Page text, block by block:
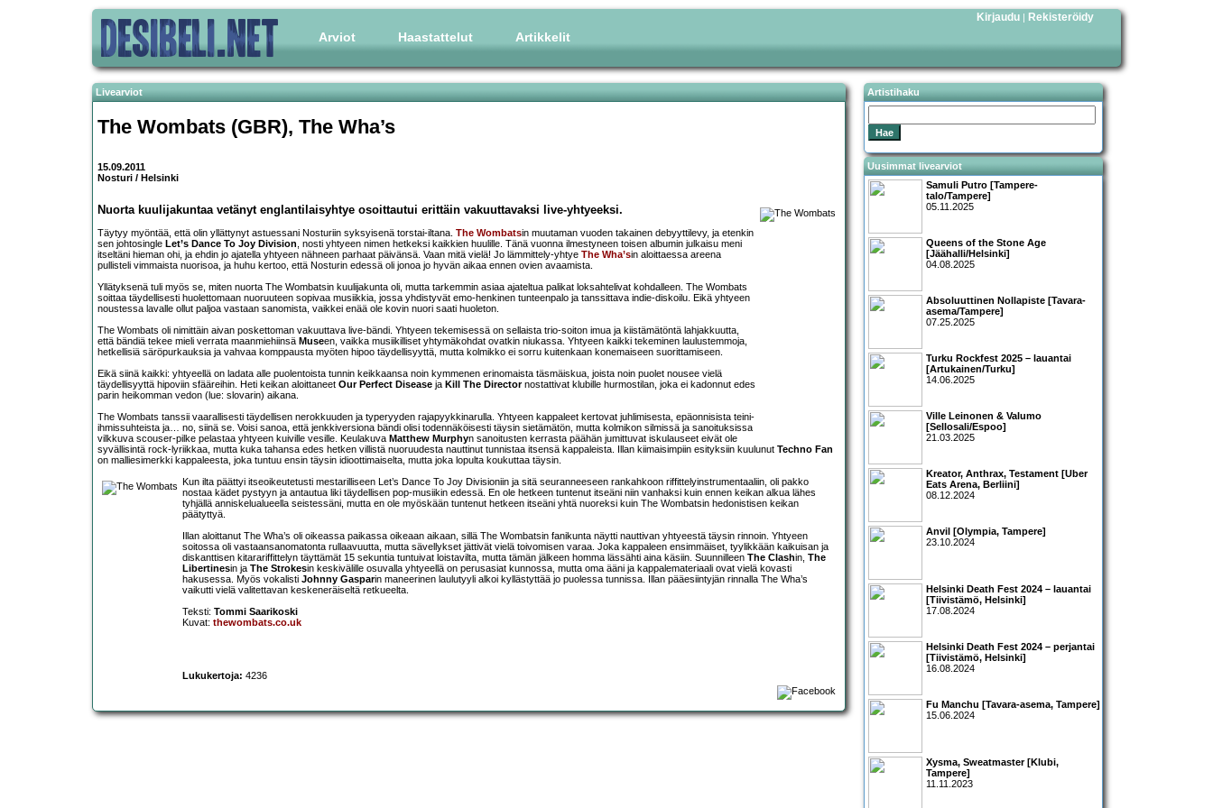
Arviot Haastattelut Artikkelit
Kirjaudu | Rekisteröidy
Livearviot
The Wombats (GBR), The Wha’s
15.09.2011
Nosturi / Helsinki
Nuorta kuulijakuntaa vetänyt englantilaisyhtye osoittautui erittäin vakuuttavaksi live-yhtyeeksi.
Täytyy myöntää, että olin yllättynyt astuessani Nosturiin syksyisenä torstai-iltana. The Wombatsin muutaman vuoden takainen debyyttilevy, ja etenkin
sen johtosingle Let’s Dance To Joy Division, nosti yhtyeen nimen hetkeksi kaikkien huulille. Tänä vuonna ilmestyneen toisen albumin julkaisu meni
itseltäni hieman ohi, ja ehdin jo ajatella yhtyeen nähneen parhaat päivänsä. Vaan mitä vielä! Jo lämmittely-yhtye The Wha’sin aloittaessa areena
pullisteli vimmaista nuorisoa, ja huhu kertoo, että Nosturin edessä oli jonoa jo hyvän aikaa ennen ovien avaamista.
Yllätyksenä tuli myös se, miten nuorta The Wombatsin kuulijakunta oli, mutta tarkemmin asiaa ajateltua palikat loksahtelivat kohdalleen. The Wombats
soittaa täydellisesti huolettomaan nuoruuteen sopivaa musiikkia, jossa yhdistyvät emo-henkinen tunteenpalo ja tanssittava indie-diskoilu. Eikä yhtyeen
noustessa lavalle ollut paljoa vastaan sanomista, vaikkei enää ole kovin nuori saati huoleton.
The Wombats oli nimittäin aivan poskettoman vakuuttava live-bändi. Yhtyeen tekemisessä on sellaista trio-soiton imua ja kiistämätöntä lahjakkuutta,
että bändiä tekee mieli verrata maanmiehiinsä Museen, vaikka musiikilliset yhtymäkohdat ovatkin niukassa. Yhtyeen kaikki tekeminen laulustemmoja,
hetkellisiä säröpurkauksia ja vahvaa komppausta myöten hipoo täydellisyyttä, mutta kolmikko ei sorru kuitenkaan konemaiseen suorittamiseen.
Eikä siinä kaikki: yhtyeellä on ladata alle puolentoista tunnin keikkaansa noin kymmenen erinomaista täsmäiskua, joista noin puolet nousee vielä
täydellisyyttä hipoviin sfääreihin. Heti keikan aloittaneet Our Perfect Disease ja Kill The Directornostattivat klubille hurmostilan, joka ei kadonnut edes
parin heikomman vedon (lue: slovarin) aikana.
The Wombats tanssii vaarallisesti täydellisen nerokkuuden ja typeryyden rajapyykkinarulla. Yhtyeen kappaleet kertovat juhlimisesta, epäonnisista teini-
ihmissuhteista ja… no, siinä se. Voisi sanoa, että jenkkiversiona bändi olisi todennäköisesti täysin sietämätön, mutta kolmikon silmissä ja sanoituksissa
vilkkuva scouser-pilke pelastaa yhtyeen kuiville vesille. Keulakuva Matthew Murphyn sanoitusten kerrasta päähän jumittuvat iskulauseet eivät ole
syvällisintä rock-lyriikkaa, mutta kuka tahansa edes hetken villistä nuoruudesta nauttinut tunnistaa itsensä kappaleista. Illan kiimaisimpiin esityksiin kuulunut Techno Fan
on malliesimerkki kappaleesta, joka tuntuu ensin täysin idioottimaiselta, mutta joka lopulta koukuttaa täysin.
Kun ilta päättyi itseoikeutetusti mestarilliseen Let’s Dance To Joy Divisioniin ja sitä seuranneeseen rankahkoon riffittelyinstrumentaaliin, oli pakko
nostaa kädet pystyyn ja antautua liki täydellisen pop-musiikin edessä. En ole hetkeen tuntenut itseäni niin vanhaksi kuin ennen keikan alkua lähes
tyhjällä anniskelualueella seistessäni, mutta en ole myöskään tuntenut hetkeen itseäni yhtä nuoreksi kuin The Wombatsin hedonistisen keikan
päätyttyä.
Illan aloittanut The Wha’s oli oikeassa paikassa oikeaan aikaan, sillä The Wombatsin fanikunta näytti nauttivan yhtyeestä täysin rinnoin. Yhtyeen
soitossa oli vastaansanomatonta rullaavuutta, mutta sävellykset jättivät vielä toivomisen varaa. Joka kappaleen ensimmäiset, tyylikkään kaikuisan ja
diskanttisen kitarariffittelyn täyttämät 15 sekuntia tuntuivat loistavilta, mutta tämän jälkeen homma lässähti aina käsiin. Suunnilleen The Clashin, The
Libertinesin ja The Strokesin keskivälille osuvalla yhtyeellä on perusasiat kunnossa, mutta oma ääni ja kappalemateriaali ovat vielä kovasti
hakusessa. Myös vokalisti Johnny Gasparin maneerinen laulutyyli alkoi kyllästyttää jo puolessa tunnissa. Illan pääesiintyjän rinnalla The Wha’s
vaikutti vielä valitettavan keskeneräiseltä retkueelta.
Teksti: Tommi Saarikoski
Kuvat: thewombats.co.uk
Lukukertoja: 4236
Artistihaku
Uusimmat livearviot
Samuli Putro [Tampere-
talo/Tampere]
05.11.2025
Queens of the Stone Age
[Jäähalli/Helsinki]
04.08.2025
Absoluuttinen Nollapiste [Tavara-
asema/Tampere]
07.25.2025
Turku Rockfest 2025 – lauantai
[Artukainen/Turku]
14.06.2025
Ville Leinonen & Valumo
[Sellosali/Espoo]
21.03.2025
Kreator, Anthrax, Testament [Uber
Eats Arena, Berliini]
08.12.2024
Anvil [Olympia, Tampere]
23.10.2024
Helsinki Death Fest 2024 – lauantai
[Tiivistämö, Helsinki]
17.08.2024
Helsinki Death Fest 2024 – perjantai
[Tiivistämö, Helsinki]
16.08.2024
Fu Manchu [Tavara-asema, Tampere]
15.06.2024
Xysma, Sweatmaster [Klubi,
Tampere]
11.11.2023